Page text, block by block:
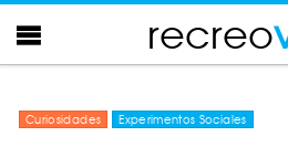
recreo
Curiosidades Experimentos Sociales